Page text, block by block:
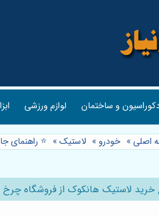
و ساختمان لوازم ورزشی
اصلی » خودرو » لاستیک» ⭐️ راهنمای
خرید لاستیک هانکوک از فروشگاه